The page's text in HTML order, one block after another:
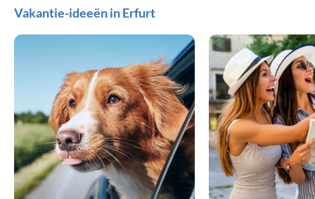
Vakantie-ideeën in Erfurt